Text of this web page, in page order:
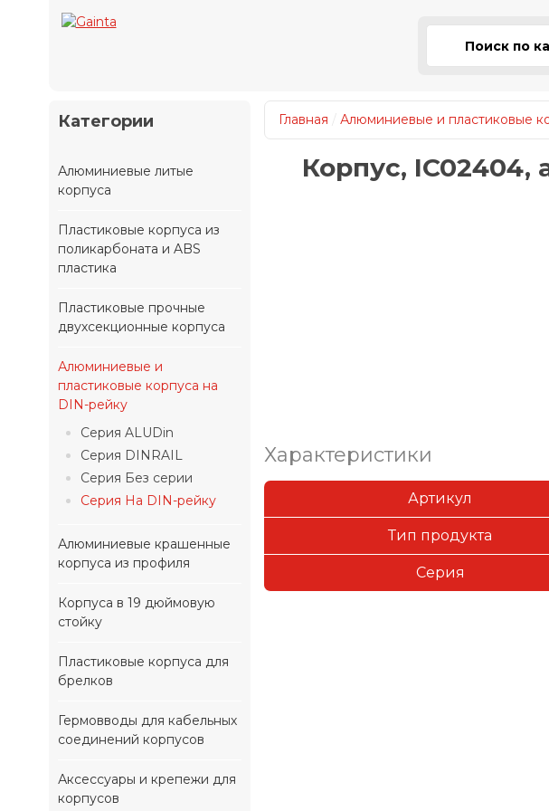
Категории
Алюминиевые литые
корпуса
Пластиковые корпуса из
поликарбоната и ABS
пластика
Пластиковые прочные
двухсекционные корпуса
Алюминиевые и
пластиковые корпуса на
DIN-рейку
Серия ALUDin
Серия DINRAIL
Серия Без серии
Серия На DIN-рейку
Алюминиевые крашенные
корпуса из профиля
Корпуса в 19 дюймовую
стойку
Пластиковые корпуса для
брелков
Гермовводы для кабельных
соединений корпусов
Аксессуары и крепежи для
корпусов
Главная Алюминиевые и пластиковые
Корпус, IC02404,
Характеристики
Артикул
Тип продукта
Серия